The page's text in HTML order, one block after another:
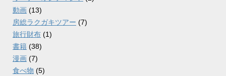
動画 (13)
房総ラクガキツアー (7)
旅行財布 (1)
書籍 (38)
漫画 (7)
食べ物 (5)